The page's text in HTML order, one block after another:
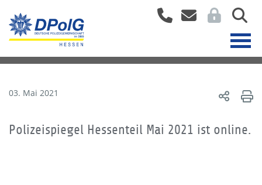
03. Mai 2021
Polizeispiegel Hessenteil Mai 2021 ist online.